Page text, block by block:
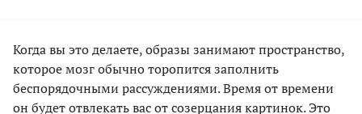
Когда вы это делаете, образы занимают пространство,
которое мозг обычно торопится заполнить
беспорядочными рассуждениями. Время от времени
он будет отвлекать вас от созерцания картинок. Это